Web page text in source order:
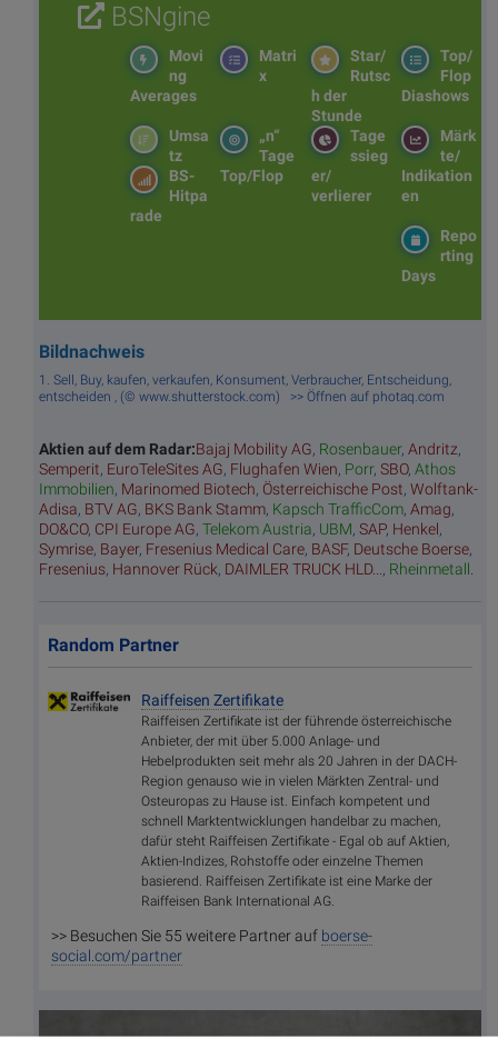
BSNgine
Top/
Flop
Diashows
Star/
Rutsc
h der
Stunde
Matri
x
Movi
ng
Averages
Märk
te/
Indikation
en
Tage
ssieg
er/
verlierer
„n“
Tage
Top/Flop
Umsa
tz
BS-
Hitpa
rade
Repo
rting
Days
Bildnachweis
1. Sell, Buy, kaufen, verkaufen, Konsument, Verbraucher, Entscheidung,
entscheiden , (© www.shutterstock.com) >> Öffnen auf photaq.com
Aktien auf dem Radar:Bajaj Mobility AG, Rosenbauer, Andritz,
Semperit, EuroTeleSites AG, Flughafen Wien, Porr, SBO, Athos
Immobilien, Marinomed Biotech, Österreichische Post, Wolftank-
Adisa, BTV AG, BKS Bank Stamm, Kapsch TrafficCom, Amag,
DO&CO, CPI Europe AG, Telekom Austria, UBM, SAP, Henkel,
Symrise, Bayer, Fresenius Medical Care, BASF, Deutsche Boerse,
Fresenius, Hannover Rück, DAIMLER TRUCK HLD... , Rheinmetall
Random Partner
Raiffeisen Zertifikate
Raiffeisen Zertifikate ist der führende österreichische
Anbieter, der mit über 5.000 Anlage- und
Hebelprodukten seit mehr als 20 Jahren in der DACH-
Region genauso wie in vielen Märkten Zentral- und
Osteuropas zu Hause ist. Einfach kompetent und
schnell Marktentwicklungen handelbar zu machen,
dafür steht Raiffeisen Zertifikate - Egal ob auf Aktien,
Aktien-Indizes, Rohstoffe oder einzelne Themen
basierend. Raiffeisen Zertifikate ist eine Marke der
Raiffeisen Bank International AG.
>> Besuchen Sie 55 weitere Partner auf boerse-
social.com/partner